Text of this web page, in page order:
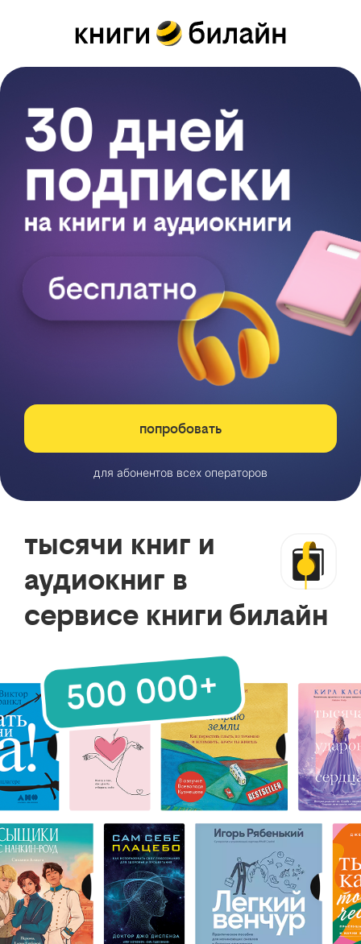
попробовать
для абонентов всех операторов
тысячи книг и
аудиокниг в
сервисе книги билайн